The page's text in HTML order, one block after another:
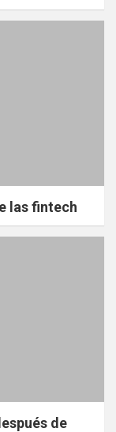
las fintech
de